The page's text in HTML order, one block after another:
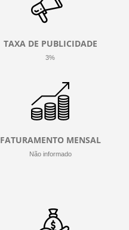
TAXA DE PUBLICIDADE
3%
FATURAMENTO MENSAL
Não informado